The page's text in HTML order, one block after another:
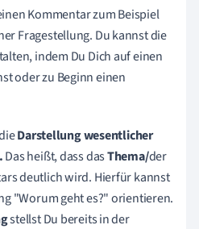
Kommentar zum Beispiel
Fragestellung. Du kannst die
indem Du Dich auf einen
oder zu Beginn einen
Darstellung wesentlicher
Das heißt, dass dasThema/der
deutlich wird. Hierfür kannst
"Worum geht es?" orientieren.
stellst Du bereits in der